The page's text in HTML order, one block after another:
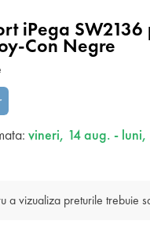
iPega
Con Negre
vineri, 14 aug. - luni,
a vizualiza preturile trebuie